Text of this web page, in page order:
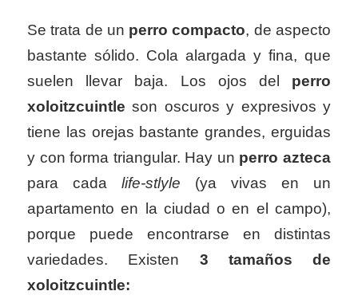
Se trata de un perro compacto, de aspecto
bastante sólido. Cola alargada y fina, que
suelen llevar baja. Los ojos del perro
xoloitzcuintle son oscuros y expresivos y
tiene las orejas bastante grandes, erguidas
y con forma triangular. Hay un perro azteca
para cada life-stlyle (ya vivas en un
apartamento en la ciudad o en el campo),
porque puede encontrarse en distintas
variedades. Existen 3 tamaños de
xoloitzcuintle: